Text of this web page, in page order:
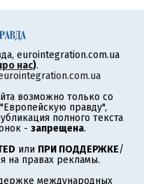
eurointegration.com.ua
нас).
возможно только со
правду",
полного текста
- запрещена.
или ПРИ ПОДДЕРЖКЕ/
на правах рекламы.
международных